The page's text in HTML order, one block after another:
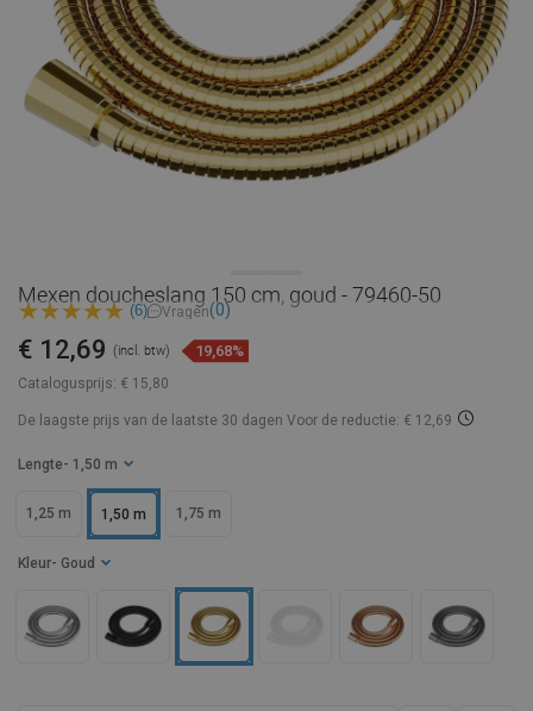
Mexen doucheslang 150 cm, goud - 79460-50
(6) Vragen(0)
Catalogusprijs: € 15,80
€ 12,69 (incl. btw) 19,68%
De laagste prijs van de laatste 30 dagen Voor de reductie: € 12,69
Lengte - 1,50 m
1,25 m 1,50 m 1,75 m
Kleur - Goud